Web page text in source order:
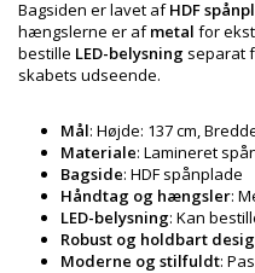
Bagsiden er lavet afHDF
hængslerne er afmetal for
bestille LED-belysning separat
skabets udseende.
Mål: Højde: 137 cm,
Materiale: Lamineret
Bagside: HDF spånplade
Håndtag og hængsler:
LED-belysning: Kan
Robust og holdbart
Moderne og stilfuldt: